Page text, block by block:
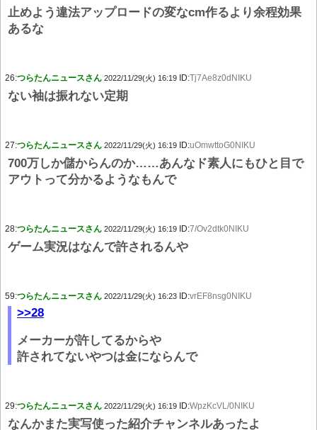
止めよう違法アップロードの変なcm作るより余程効果
あるな
26:つらたんニュースさん 2022/11/29(火) 16:19 ID:Tj7Ae8z0dNIKU
ない袖は振れない定期
27:つらたんニュースさん 2022/11/29(火) 16:19 ID:uOmwttoG0NIKU
700万しか儲からんのか……あんなド素人にもひと目で
アウトって分かるようなもんで
28:つらたんニュースさん 2022/11/29(火) 16:19 ID:7/Ov2dtk0NIKU
ゲーム実況はなんで許されるんや
59:つらたんニュースさん 2022/11/29(火) 16:23 ID:vrEF8nsg0NIKU
>>28
メーカーが許してるからや
許されてないやつは金にならんで
29:つらたんニュースさん 2022/11/29(火) 16:19 ID:WpzKcVL/0NIKU
なんかまた実写使った紹介チャンネルあったよ